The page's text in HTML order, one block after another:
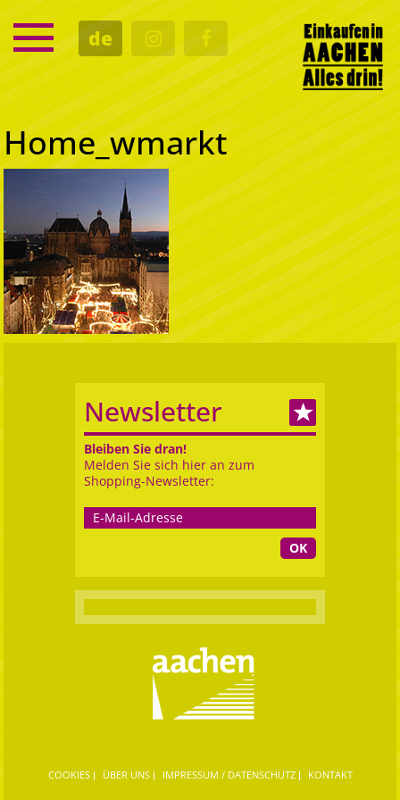
de
TERMINE
KULTUR
GASTRO
Home_wmarkt
Newsletter
Bleiben Sie dran!
Melden Sie sich hier an zum
Shopping-Newsletter:
OK
COOKIES ÜBER UNS IMPRESSUM / DATENSCHUTZ KONTAKT